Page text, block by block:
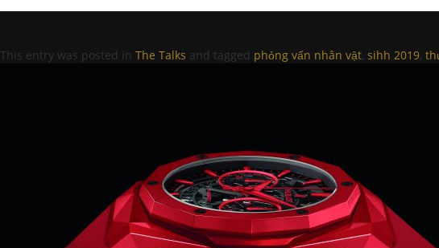
This entry was posted in The Talks and tagged phỏng vấn nhân vật, sihh 2019,